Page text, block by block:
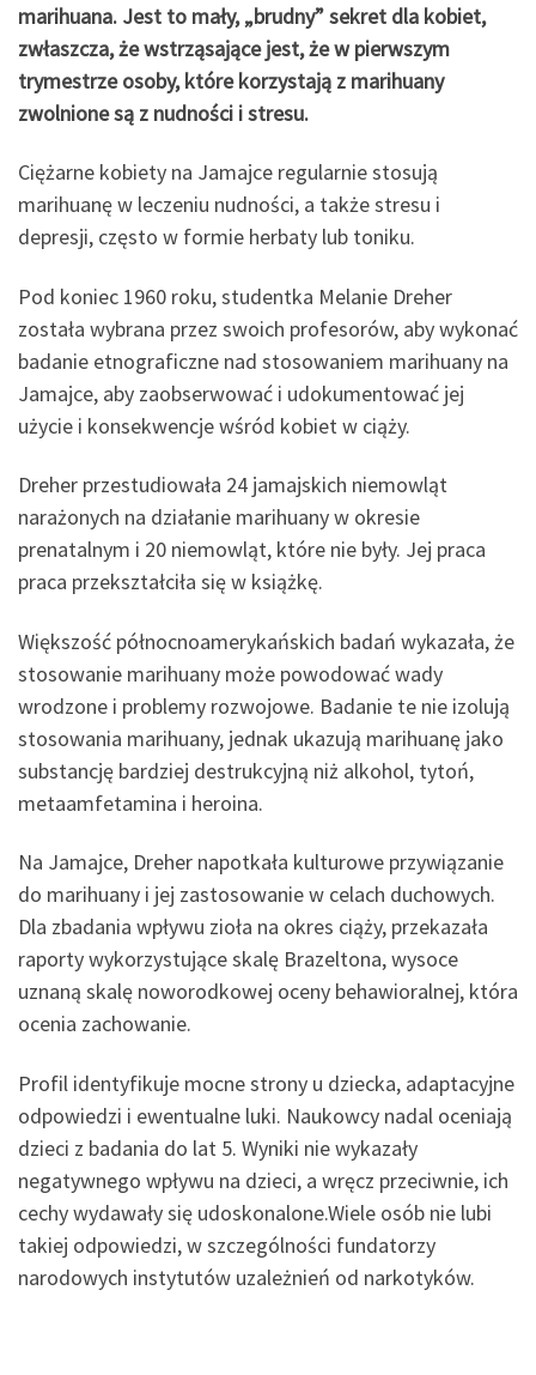
marihuana. Jest to mały, „brudny” sekret dla kobiet,
zwłaszcza, że wstrząsające jest, że w pierwszym
trymestrze osoby, które korzystają z marihuany
zwolnione są z nudności i stresu.
Ciężarne kobiety na Jamajce regularnie stosują
marihuanę w leczeniu nudności, a także stresu i
depresji, często w formie herbaty lub toniku.
Pod koniec 1960 roku, studentka Melanie Dreher
została wybrana przez swoich profesorów, aby wykonać
badanie etnograficzne nad stosowaniem marihuany na
Jamajce, aby zaobserwować i udokumentować jej
użycie i konsekwencje wśród kobiet w ciąży.
Dreher przestudiowała 24 jamajskich niemowląt
narażonych na działanie marihuany w okresie
prenatalnym i 20 niemowląt, które nie były. Jej praca
praca przekształciła się w książkę.
Większość północnoamerykańskich badań wykazała, że
stosowanie marihuany może powodować wady
wrodzone i problemy rozwojowe. Badanie te nie izolują
stosowania marihuany, jednak ukazują marihuanę jako
substancję bardziej destrukcyjną niż alkohol, tytoń,
metaamfetamina i heroina.
Na Jamajce, Dreher napotkała kulturowe przywiązanie
do marihuany i jej zastosowanie w celach duchowych.
Dla zbadania wpływu zioła na okres ciąży, przekazała
raporty wykorzystujące skalę Brazeltona, wysoce
uznaną skalę noworodkowej oceny behawioralnej, która
ocenia zachowanie.
Profil identyfikuje mocne strony u dziecka, adaptacyjne
odpowiedzi i ewentualne luki. Naukowcy nadal oceniają
dzieci z badania do lat 5. Wyniki nie wykazały
negatywnego wpływu na dzieci, a wręcz przeciwnie, ich
cechy wydawały się udoskonalone.Wiele osób nie lubi
takiej odpowiedzi, w szczególności fundatorzy
narodowych instytutów uzależnień od narkotyków.